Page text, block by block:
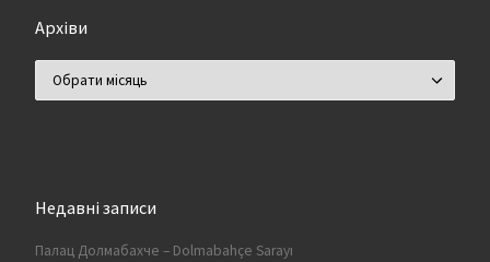
Архіви
Недавні записи
Палац Долмабахче – Dolmabahçe Sarayı